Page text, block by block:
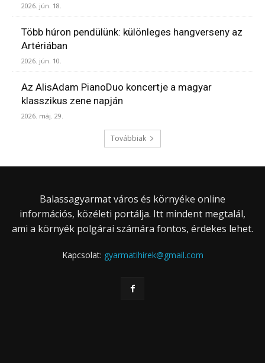
2026. jún. 18.
Több húron pendülünk: különleges hangverseny az
Artériában
2026. jún. 10.
Az AlisAdam PianoDuo koncertje a magyar
klasszikus zene napján
2026. máj. 29.
Továbbiak
Balassagyarmat város és környéke online
információs, közéleti portálja. Itt mindent megtalál,
ami a környék polgárai számára fontos, érdekes lehet.
Kapcsolat: gyarmatihirek@gmail.com